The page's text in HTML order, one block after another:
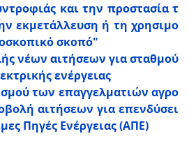
και την προστασία τ
εκμετάλλευση ή τη χρησιμο
σκοπό"
νέων αιτήσεων για σταθμού
ενέργειας
των επαγγελματιών αγρο
αιτήσεων για επενδύσει
Πηγές Ενέργειας (ΑΠΕ)